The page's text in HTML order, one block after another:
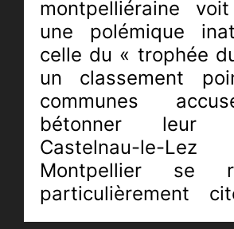
montpelliéraine
une polémique
celle du « trophée
un classement
communes
bétonner leur
Castelnau-
Montpellier se
particulièrement
derrière la